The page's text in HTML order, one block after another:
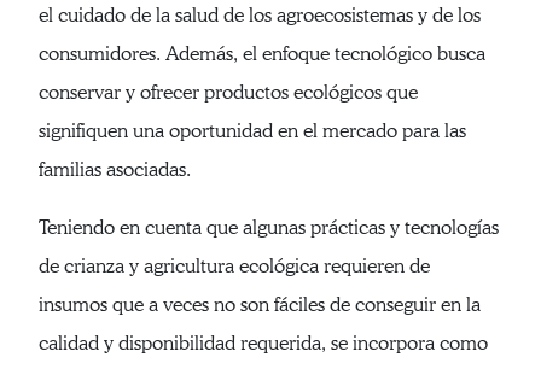
el cuidado de la salud de los agroecosistemas y de los
consumidores. Además, el enfoque tecnológico busca
conservar y ofrecer productos ecológicos que
signifiquen una oportunidad en el mercado para las
familias asociadas.
Teniendo en cuenta que algunas prácticas y tecnologías
de crianza y agricultura ecológica requieren de
insumos que a veces no son fáciles de conseguir en la
calidad y disponibilidad requerida, se incorpora como